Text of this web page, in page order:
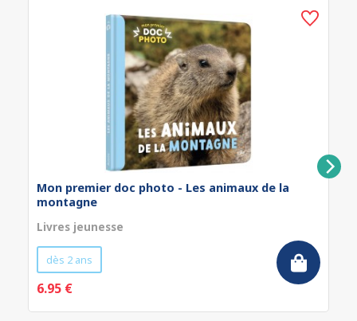
Mon premier doc photo - Les animaux de la
montagne
Livres jeunesse
dès 2 ans
6.95 €